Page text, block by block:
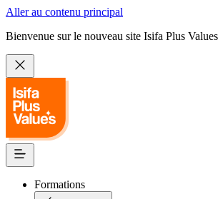
Aller au contenu principal
Bienvenue sur le nouveau site Isifa Plus Values
Formations